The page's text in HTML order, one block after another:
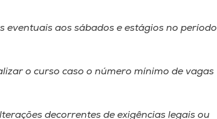
eventuais aos sábados e estágios no período
o curso caso o número mínimo de vagas
decorrentes de exigências legais ou